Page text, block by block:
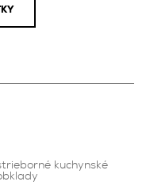
kuchynské